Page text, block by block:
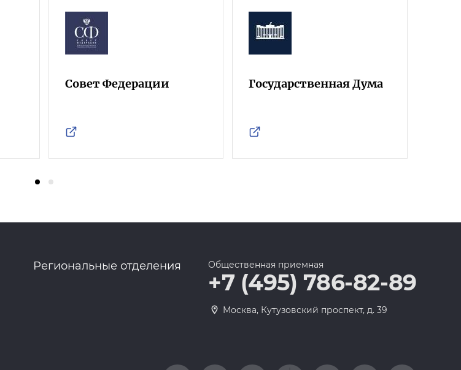
Совет Федерации Государственная Дума
Региональные отделения Общественная приемная
+7 (495) 786-82-89
Москва, Кутузовский проспект, д. 39